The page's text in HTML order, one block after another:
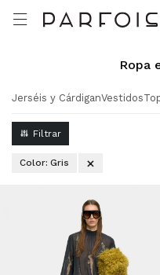

Ropa
Jerséis y CárdiganVestidos
Color: Gris